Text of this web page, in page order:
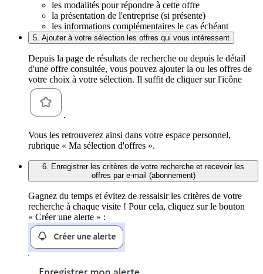
les modalités pour répondre à cette offre
la présentation de l'entreprise (si présente)
les informations complémentaires le cas échéant
5. Ajouter à votre sélection les offres qui vous intéressent
Depuis la page de résultats de recherche ou depuis le détail
d'une offre consultée, vous pouvez ajouter la ou les offres de
votre choix à votre sélection. Il suffit de cliquer sur l'icône
.
Vous les retrouverez ainsi dans votre espace personnel,
rubrique « Ma sélection d'offres ».
6. Enregistrer les critères de votre recherche et recevoir les
offres par e-mail (abonnement)
Gagnez du temps et évitez de ressaisir les critères de votre
recherche à chaque visite ! Pour cela, cliquez sur le bouton
« Créer une alerte » :